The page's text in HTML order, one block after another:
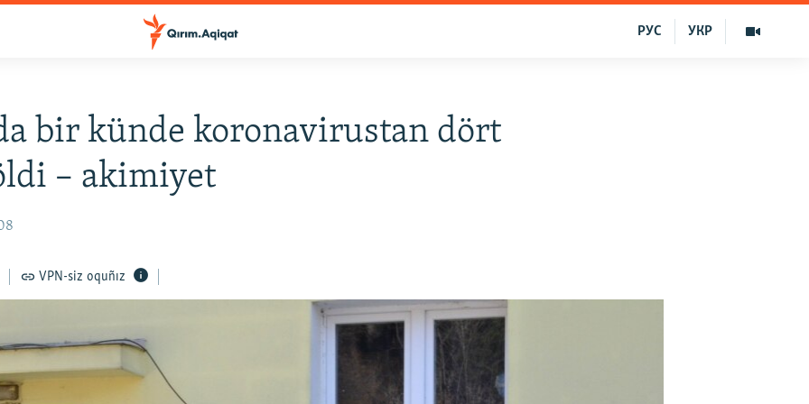
УКР
РУС
bir künde koronavirustan dört
– akimiyet
VPN-siz oquñız